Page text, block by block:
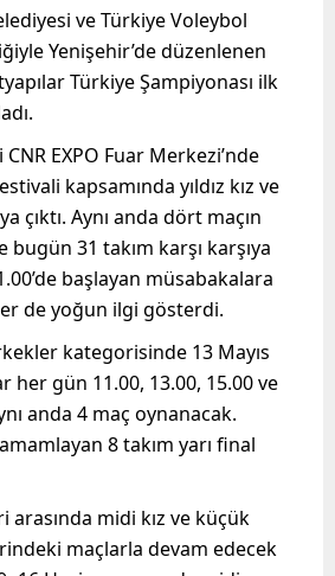
ve Türkiye Voleybol
Yenişehir’de düzenlenen
Türkiye Şampiyonası ilk
EXPO Fuar Merkezi’nde
kapsamında yıldız kız ve
çıktı. Aynı anda dört maçın
bugün 31 takım karşı karşıya
başlayan müsabakalara
de yoğun ilgi gösterdi.
kategorisinde 13 Mayıs
her gün 11.00, 13.00, 15.00 ve
anda 4 maç oynanacak.
8 takım yarı final
arasında midi kız ve küçük
maçlarla devam edecek